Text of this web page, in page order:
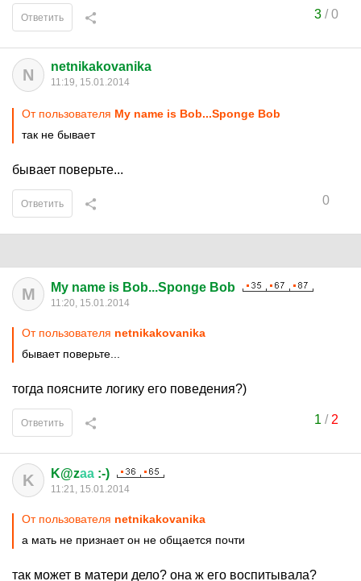
3/0
Ответить
N netnikakovanika
11:19, 15.01.2014
От пользователя My name is Bob...Sponge Bob
так не бывает
бывает поверьте...
0
Ответить
M My name is Bob...Sponge Bob
11:20, 15.01.2014
От пользователя netnikakovanika
бывает поверьте...
тогда поясните логику его поведения?)
1 / 2
Ответить
K K@zаа :-)
11:21, 15.01.2014
От пользователя netnikakovanika
а мать не признает он не общается почти
так может в матери дело? она ж его воспитывала?